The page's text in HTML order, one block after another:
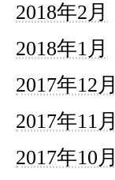
2018年2月
2018年1月
2017年12月
2017年11月
2017年10月